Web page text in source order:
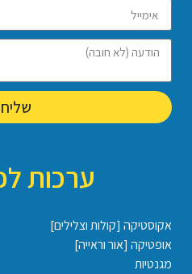
ערכות
אקוסטיקה [קולות וצלילים]
אופטיקה [אור וראייה]
מגנטיות